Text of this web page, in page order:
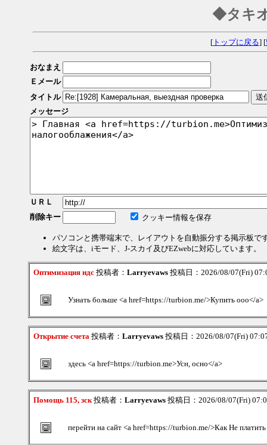
◆タキ
[トップに戻る] [
おなまえ
Ｅメール
タイトル
メッセージ
ＵＲＬ
削除キー
クッキー情報を保存
パソコンと携帯端末で、レイアウトを自動振分する掲示板で
絵文字は、iモード、J-スカイ及びEZwebに対応しています。
Оптимизация ндс 投稿者： Larryevaws 投稿日：2026/08/07(Fri)
Узнать больше <a href=https://turbion.me/>Купить ооо</a>
Открытие счета 投稿者： Larryevaws 投稿日：2026/08/07(Fri)
здесь <a href=https://turbion.me>Усн, осно</a>
Помощь 115, зск投稿者： Larryevaws 投稿日：2026/08/07(Fri)
перейти на сайт <a href=https://turbion.me/>Как Не платить